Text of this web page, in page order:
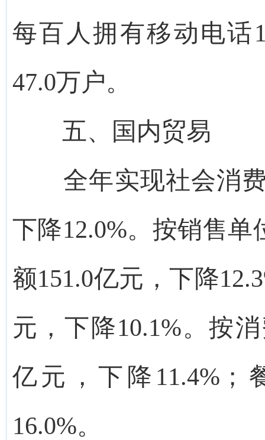
每百人拥有移动电话
47.0万户。
五、国内贸易
全年实现社会消费
下降12.0%。按销售
额151.0亿元，下降
元，下降10.1%。按
亿元，下降11.4%；
16.0%。